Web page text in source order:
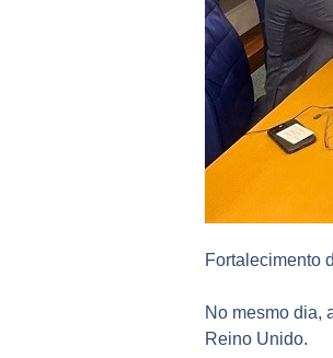
Fortalecimento
No mesmo dia,
Reino Unido.